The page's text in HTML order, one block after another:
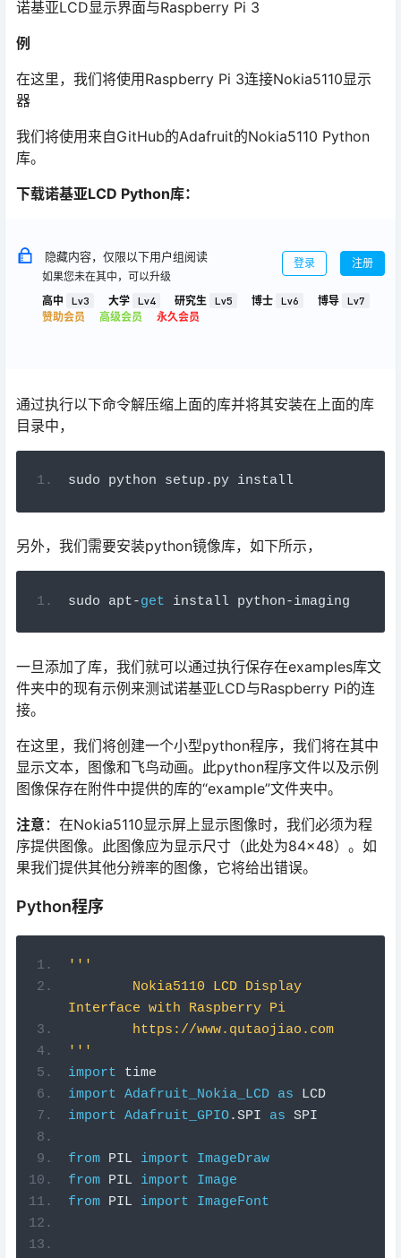
诺基亚LCD显示界面与Raspberry Pi 3
例
在这里，我们将使用Raspberry Pi 3连接Nokia5110显示
器
我们将使用来自GitHub的Adafruit的Nokia5110 Python
库。
下载诺基亚LCD Python库：
隐藏内容，仅限以下用户组阅读
如果您未在其中，可以升级
高中
Lv3 大学 Lv4 研究生 Lv5 博士 Lv6 博导 Lv7
赞助会员
高级会员 永久会员
登录 注册
通过执行以下命令解压缩上面的库并将其安装在上面的库
目录中，
sudo python setup . py install
另外，我们需要安装python镜像库，如下所示，
sudo apt-get install python-imaging
一旦添加了库，我们就可以通过执行保存在examples库文
件夹中的现有示例来测试诺基亚LCD与Raspberry Pi的连
接。
在这里，我们将创建一个小型python程序，我们将在其中
显示文本，图像和飞鸟动画。此python程序文件以及示例
图像保存在附件中提供的库的“example”文件夹中。
注意 ：在Nokia5110显示屏上显示图像时，我们必须为程
序提供图像。此图像应为显示尺寸（此处为84×48）。如
果我们提供其他分辨率的图像，它将给出错误。
Python程序
'''
Interface with Raspberry Pi
	https://www.qutaojiao.com
'''
import time
import Adafruit_Nokia_LCD as LCD
import Adafruit_GPIO.SPI as SPI
from PIL import
ImageDraw
from PIL import
Image
from PIL import ImageFont